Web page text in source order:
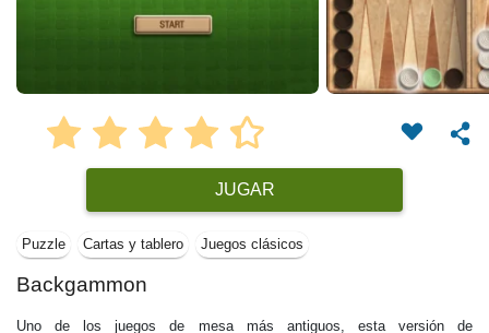
JUGAR
Puzzle Cartas y tablero Juegos clásicos
Backgammon
Uno de los juegos de mesa más antiguos, esta versión de